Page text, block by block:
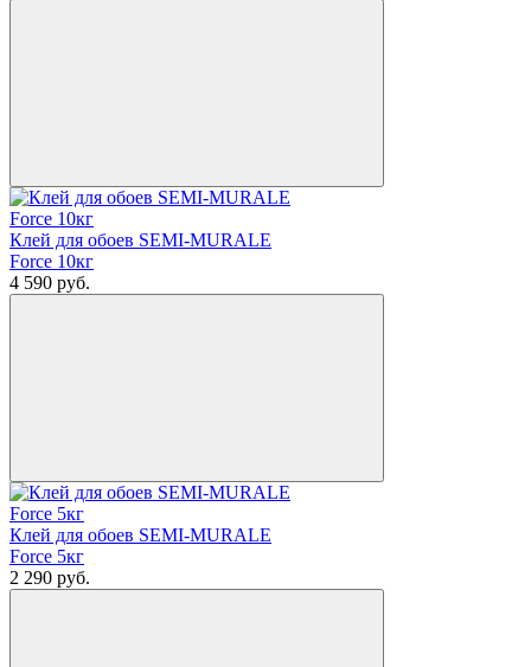
Клей для обоев SEMI-MURALE
Force 10кг
4 590 руб.
Клей для обоев SEMI-MURALE
Force 5кг
2 290 руб.